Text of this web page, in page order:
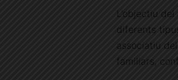
L’objectiu
diferents
associatiu
familiars,